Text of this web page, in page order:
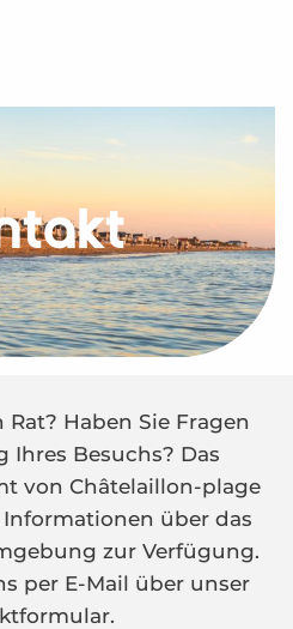
Haben Sie Fragen
Ihres Besuchs? Das
von Châtelaillon-plage
über das
zur Verfügung.
per E-Mail über unser